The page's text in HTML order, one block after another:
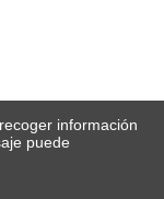
información
puede